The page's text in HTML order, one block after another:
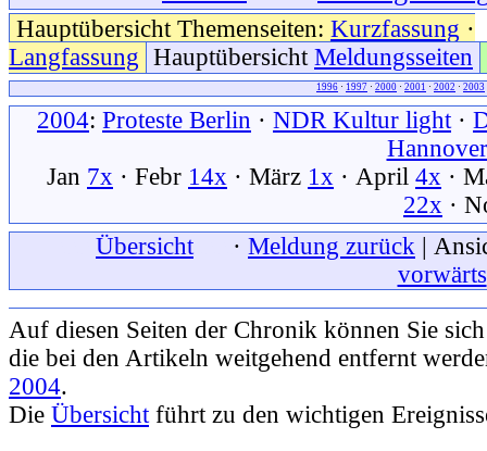
Hauptübersicht Themenseiten: Kurzfassung ·
Langfassung Hauptübersicht Meldungsseiten
1996 · 1997 · 2000 · 2001 · 2002 · 2003
2004: Proteste Berlin · NDR Kultur light ·
Hannover
Jan 7x · Febr 14x · März 1x · April 4x ·
22x ·
Übersicht · Meldung zurück |
vorwärts
Auf diesen Seiten der Chronik können Sie
die bei den Artikeln weitgehend entfernt
2004.
Die Übersicht führt zu den wichtigen